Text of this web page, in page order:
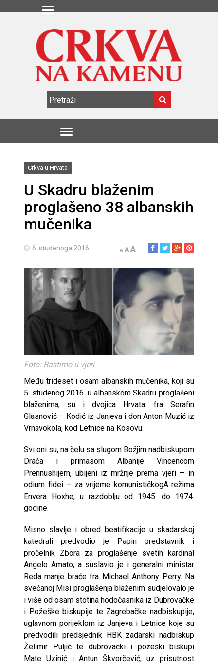
Crkva u Hrvata
U Skadru blaženim
proglašeno 38 albanskih
mučenika
6. studenoga 2016. A AA
Foto: Rastimo u vjeri
Među trideset i osam albanskih mučenika, koji su
5. studenog 2016. u albanskom Skadru proglašeni
blaženima, su i dvojica Hrvata: fra Serafin
Glasnović – Kodić iz Janjeva i don Anton Muzić iz
Vrnavokola, kod Letnice na Kosovu.
Svi oni su, na čelu sa slugom Božjim nadbiskupom
Drača i primasom Albanije Vincencom
Prennushijem, ubijeni iz mržnje prema vjeri – in
odium fidei – za vrijeme komunističkogA režima
Envera Hoxhe, u razdoblju od 1945. do 1974.
godine.
Misno slavlje i obred beatifikacije u skadarskoj
katedrali predvodio je Papin predstavnik i
pročelnik Zbora za proglašenje svetih kardinal
Angelo Amato, a suslavio je i generalni ministar
Reda manje braće fra Michael Anthony Perry. Na
svečanoj Misi proglašenja blaženim sudjelovalo je
i više od osam stotina hodočasnika iz Dubrovačke
i Požeške biskupije te Zagrebačke nadbiskupije,
uglavnom porijeklom iz Janjeva i Letnice koje su
predvodili predsjednik HBK zadarski nadbiskup
Želimir Puljić te dubrovački i požeški biskupi
Mate Uzinić i Antun Škvorčević, uz prisutnost